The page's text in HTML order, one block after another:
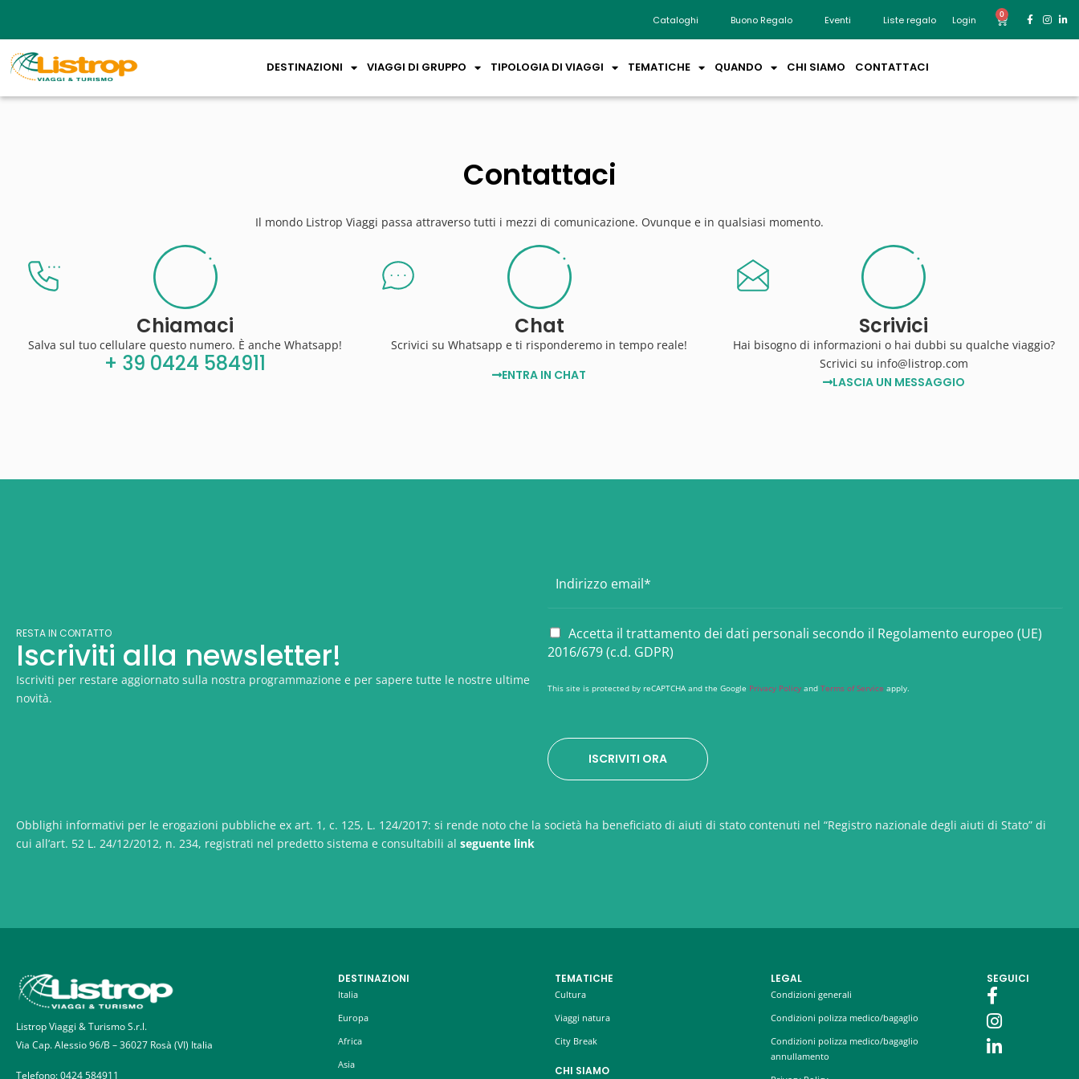
Cataloghi Buono Regalo Eventi Liste regalo Login 0
DESTINAZIONI VIAGGI DI GRUPPO TIPOLOGIA DI VIAGGI TEMATICHE QUANDO CHI SIAMO CONTATTACI
Contattaci
Il mondo Listrop Viaggi passa attraverso tutti i mezzi di comunicazione. Ovunque e in qualsiasi momento.
Chiamaci
Salva sul tuo cellulare questo numero. È anche Whatsapp!
+ 39 0424 584911
Chat
Scrivici su Whatsapp e ti risponderemo in tempo reale!
ENTRA IN CHAT
Scrivici
Hai bisogno di informazioni o hai dubbi su qualche viaggio?
Scrivici su info@listrop.com
LASCIA UN MESSAGGIO
RESTA IN CONTATTO
Iscriviti alla newsletter!
Iscriviti per restare aggiornato sulla nostra programmazione e per sapere tutte le nostre ultime
novità.
m
i
l
*
P
r
a
*
Accetta il trattamento dei dati personali secondo il Regolamento europeo (UE)
2016/679 (c.d. GDPR)
This site is protected by reCAPTCHA and the Google Privacy Policy and Terms of Service apply.
ISCRIVITI ORA
Obblighi informativi per le erogazioni pubbliche ex art. 1, c. 125, L. 124/2017: si rende noto che la società ha beneficiato di aiuti di stato contenuti nel “Registro nazionale degli aiuti di Stato” di
cui all’art. 52 L. 24/12/2012, n. 234, registrati nel predetto sistema e consultabili al seguente link
Listrop Viaggi & Turismo S.r.l.
Via Cap. Alessio 96/B – 36027 Rosà (VI) Italia
Telefono:0424 584911
DESTINAZIONI
Italia
Europa
Africa
Asia
TEMATICHE
Cultura
Viaggi natura
City Break
CHI SIAMO
LEGAL
Condizioni generali
Condizioni polizza medico/bagaglio
Condizioni polizza medico/bagaglio
annullamento
SEGUICI